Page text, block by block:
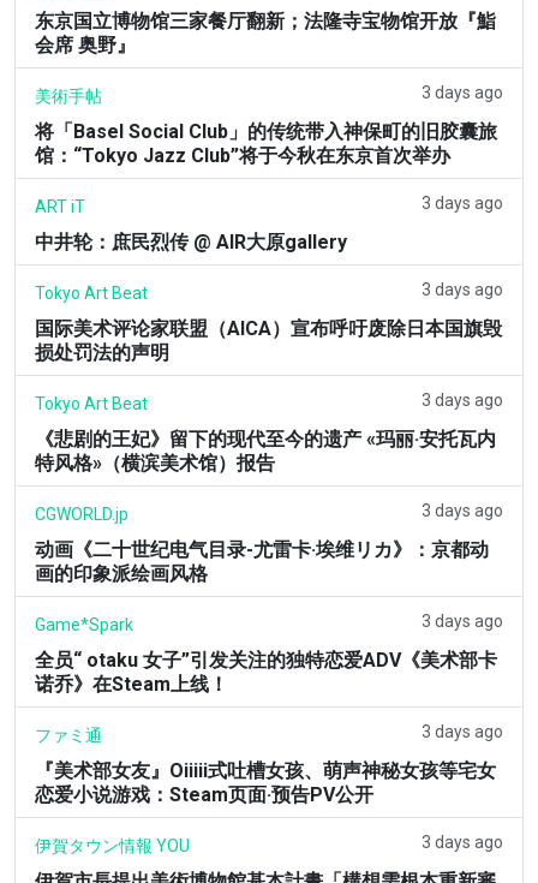
东京国立博物馆三家餐厅翻新；法隆寺宝物馆开放『鮨
会席 奥野』
美術手帖 3 days ago
将「Basel Social Club」的传统带入神保町的旧胶囊旅
馆：“Tokyo Jazz Club”将于今秋在东京首次举办
ART iT 3 days ago
中井轮：庶民烈传 @ AIR大原gallery
Tokyo Art Beat 3 days ago
国际美术评论家联盟（AICA）宣布呼吁废除日本国旗毁
损处罚法的声明
Tokyo Art Beat 3 days ago
《悲剧的王妃》留下的现代至今的遗产 «玛丽·安托瓦内
特风格»（横滨美术馆）报告
CGWORLD.jp 3 days ago
动画《二十世纪电气目录-尤雷卡·埃维リカ》：京都动
画的印象派绘画风格
Game*Spark 3 days ago
全员“ otaku 女子”引发关注的独特恋爱ADV《美术部卡
诺乔》在Steam上线！
ファミ通 3 days ago
『美术部女友』Oiiiii式吐槽女孩、萌声神秘女孩等宅女
恋爱小说游戏：Steam页面·预告PV公开
伊賀タウン情報 YOU 3 days ago